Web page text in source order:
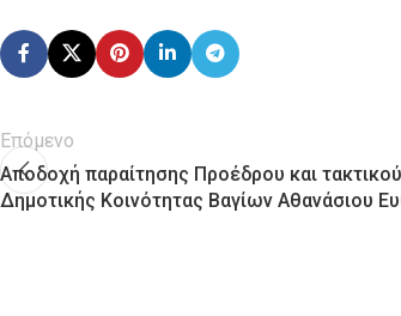
Επόμενο
Αποδοχή παραίτησης Προέδρου και
Δημοτικής Κοινότητας Βαγίων Αθανάσιου